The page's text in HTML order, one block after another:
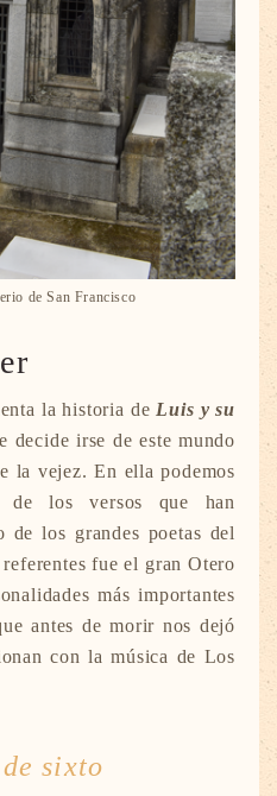
de San Francisco
la historia de Luis y su
decide irse de este mundo
la vejez. En ella podemos
de los versos que han
los grandes poetas del
fue el gran Otero
más importantes
antes de morir nos dejó
con la música de Los
sixto